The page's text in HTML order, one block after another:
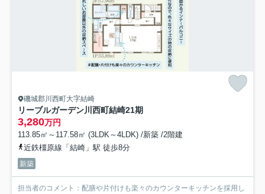
磯城郡川西町大字結崎
リーブルガーデン川西町結崎21期
3,280万円
113.85㎡～117.58㎡ (3LDK～4LDK) /新築 /2階建
近鉄橿原線「結崎」駅 徒歩8分
新築
担当者のコメント：配膳や片付けも楽々のカウンターキッチンを採用し